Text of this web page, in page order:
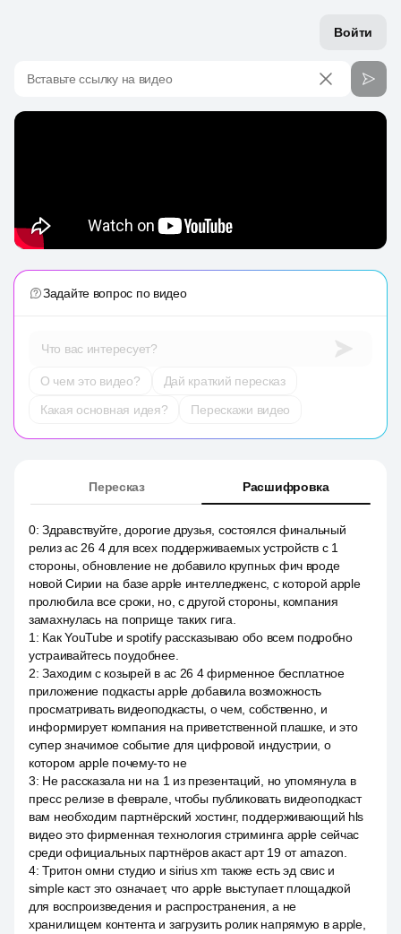
Войти
Вставьте ссылку на видео
Задайте вопрос по видео
Что вас интересует?
О чем это видео?
Дай краткий пересказ
Какая основная идея?
Перескажи видео
Пересказ Расшифровка
0:Здравствуйте, дорогие друзья, состоялся финальный
релиз ас 26 4 для всех поддерживаемых устройств с 1
стороны, обновление не добавило крупных фич вроде
новой Сирии на базе apple интелледженс, с которой apple
пролюбила все сроки, но, с другой стороны, компания
замахнулась на поприще таких гига.
1 : Как YouTube и spotify рассказываю обо всем подробно
устраивайтесь поудобнее.
2:Заходим с козырей в ас 26 4 фирменное бесплатное
приложение подкасты apple добавила возможность
просматривать видеоподкасты, о чем, собственно, и
информирует компания на приветственной плашке, и это
супер значимое событие для цифровой индустрии, о
котором apple почему-то не
3: Не рассказала ни на 1 из презентаций, но упомянула в
пресс релизе в феврале, чтобы публиковать видеоподкаст
вам необходим партнёрский хостинг, поддерживающий hls
видео это фирменная технология стриминга apple сейчас
среди официальных партнёров акаст арт 19 от amazon.
4:Тритон омни студио и sirius xm также есть эд свис и
simple каст это означает, что apple выступает площадкой
для воспроизведения и распространения, а не
хранилищем контента и загрузить ролик напрямую в apple,